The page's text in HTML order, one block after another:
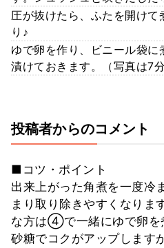
圧が抜けたら、ふたを開け
り♪
ゆで卵を作り、ビニール袋に
漬けておきます。（写真は7
投稿者からのコメント
■コツ・ポイント
出来上がった角煮を一度冷
まり取り除きやすくなりま
な方は④で一緒にゆで卵を
砂糖でコクがアップします